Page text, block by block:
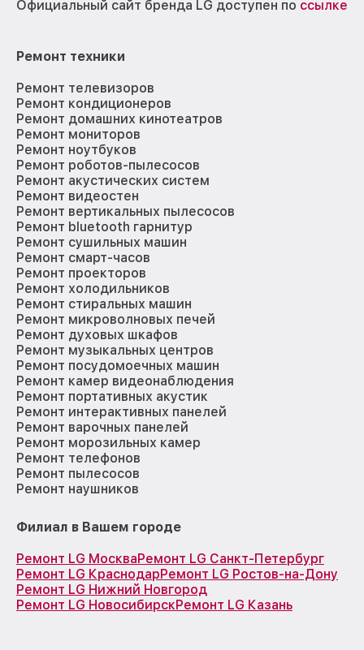
Официальный сайт бренда LG доступен по ссылке
Ремонт техники
Ремонт телевизоров
Ремонт кондиционеров
Ремонт домашних кинотеатров
Ремонт мониторов
Ремонт ноутбуков
Ремонт роботов-пылесосов
Ремонт акустических систем
Ремонт видеостен
Ремонт вертикальных пылесосов
Ремонт bluetooth гарнитур
Ремонт сушильных машин
Ремонт смарт-часов
Ремонт проекторов
Ремонт холодильников
Ремонт стиральных машин
Ремонт микроволновых печей
Ремонт духовых шкафов
Ремонт музыкальных центров
Ремонт посудомоечных машин
Ремонт камер видеонаблюдения
Ремонт портативных акустик
Ремонт интерактивных панелей
Ремонт варочных панелей
Ремонт морозильных камер
Ремонт телефонов
Ремонт пылесосов
Ремонт наушников
Филиал в Вашем городе
Ремонт LG МоскваРемонт LG Санкт-Петербург
Ремонт LG КраснодарРемонт LG Ростов-на-Дону
Ремонт LG Нижний Новгород
Ремонт LG НовосибирскРемонт LG Казань